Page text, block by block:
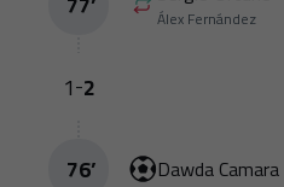
Álex Fernández
1-2
Dawda Camara
76’